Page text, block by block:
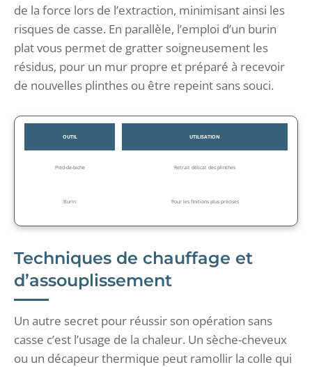
de la force lors de l’extraction, minimisant ainsi les
risques de casse. En parallèle, l’emploi d’un burin
plat vous permet de gratter soigneusement les
résidus, pour un mur propre et préparé à recevoir
de nouvelles plinthes ou être repeint sans souci.
OUTIL UTILISATION
Pied-de-biche Retrait délicat des plinthes
Burin Pour les finitions plus précises
Techniques de chauffage et
d’assouplissement
Un autre secret pour réussir son opération sans
casse c’est l’usage de la chaleur. Un sèche-cheveux
ou un décapeur thermique peut ramollir la colle qui